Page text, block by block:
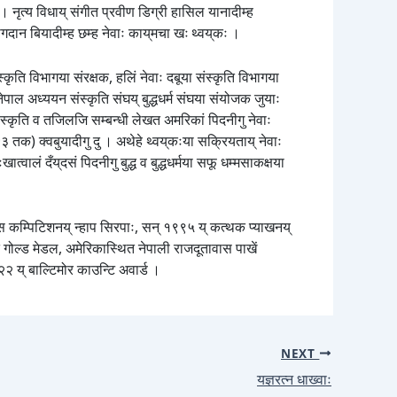
विधाय् संगीत प्रवीण डिग्री हासिल यानादीम्ह
बियादीम्ह छम्ह नेवाः काय्‌मचा खः थ्वय्‌कः ।
विभागया संरक्षक, हलिं नेवाः दबूया संस्कृति विभागया
अध्ययन संस्कृति संघय् बुद्धधर्म संघया संयोजक जुयाः
व तजिलजि सम्बन्धी लेखत अमरिकां पिदनीगु नेवाः
तक) क्वबुयादीगु दु । अथेहे थ्वय्‌कःया सक्रियताय् नेवाः
दँय्‌दसं पिदनीगु बुद्ध व बुद्धधर्मया सफू धम्मसाकक्षया
न्हाप सिरपाः, सन् १९९५ य् कत्थक प्याखनय्
मेडल, अमेरिकास्थित नेपाली राजदूतावास पाखें
बाल्टिमोर काउन्टि अवार्ड ।
NEXT
यज्ञरत्न धाख्वाः